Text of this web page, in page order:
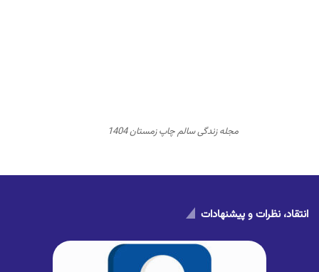
مجله زندگی سالم چاپ زمستان 1404
انتقاد، نظرات و پیشنهادات